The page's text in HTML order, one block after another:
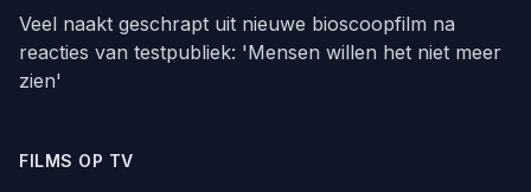
Veel naakt geschrapt uit nieuwe bioscoopfilm na
reacties van testpubliek: 'Mensen willen het niet meer
zien'
FILMS OP TV